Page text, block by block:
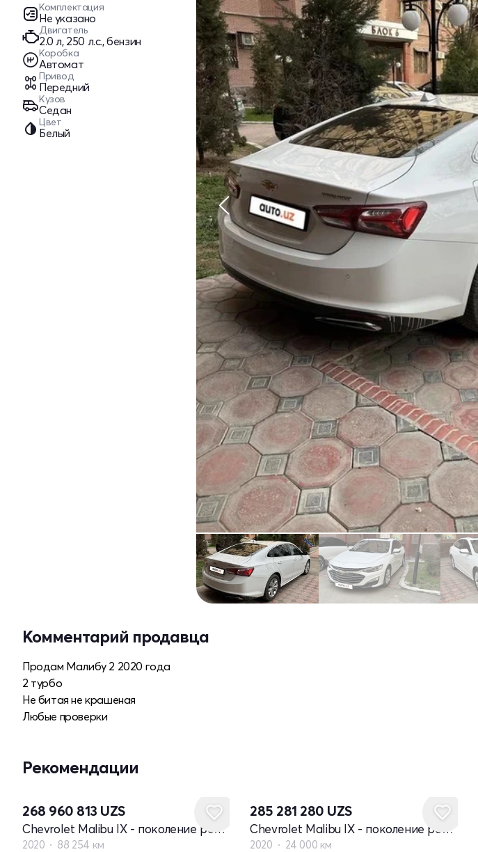
Комплектация
Не указано
Двигатель
2.0 л, 250 л.с., бензин
Коробка
Автомат
Привод
Передний
Кузов
Седан
Цвет
Белый
Комментарий продавца
Продам Малибу 2 2020 года
2 турбо
Не битая не крашеная
Любые проверки
Рекомендации
268 960 813 UZS
Chevrolet Malibu IX - поколение рестайлинг
2020 88 254 км
285 281 280 UZS
Chevrolet Malibu IX - поколение рестайлинг
2020 24 000 км